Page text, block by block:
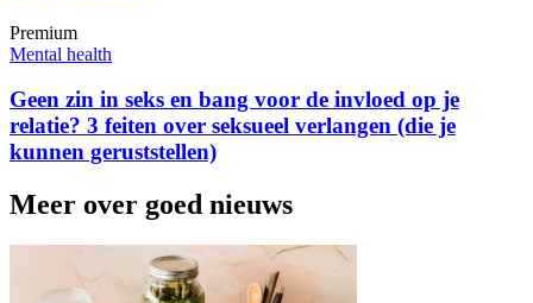
Premium
Mental health
Geen zin in seks en bang voor de invloed op je
relatie? 3 feiten over seksueel verlangen (die je
kunnen geruststellen)
Meer over goed nieuws